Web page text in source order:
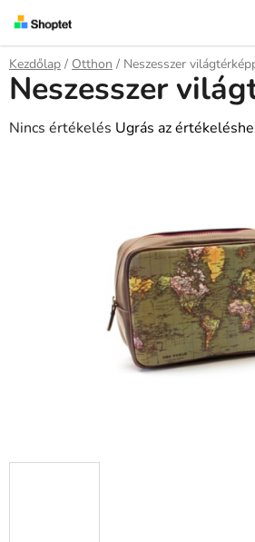
fő
tartalomhoz
Kezdőlap / Otthon / Neszesszer
Neszesszer
A
Nincs értékelés Ugrás az